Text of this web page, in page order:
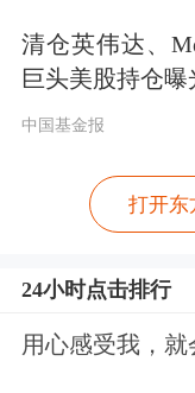
根据方案，
法存量业务
机构为存量
交易、转入
出交易并转
清仓英伟达、
巨头美股持仓曝
中国基金报
打开东
24小时点击排行
用心感受我，